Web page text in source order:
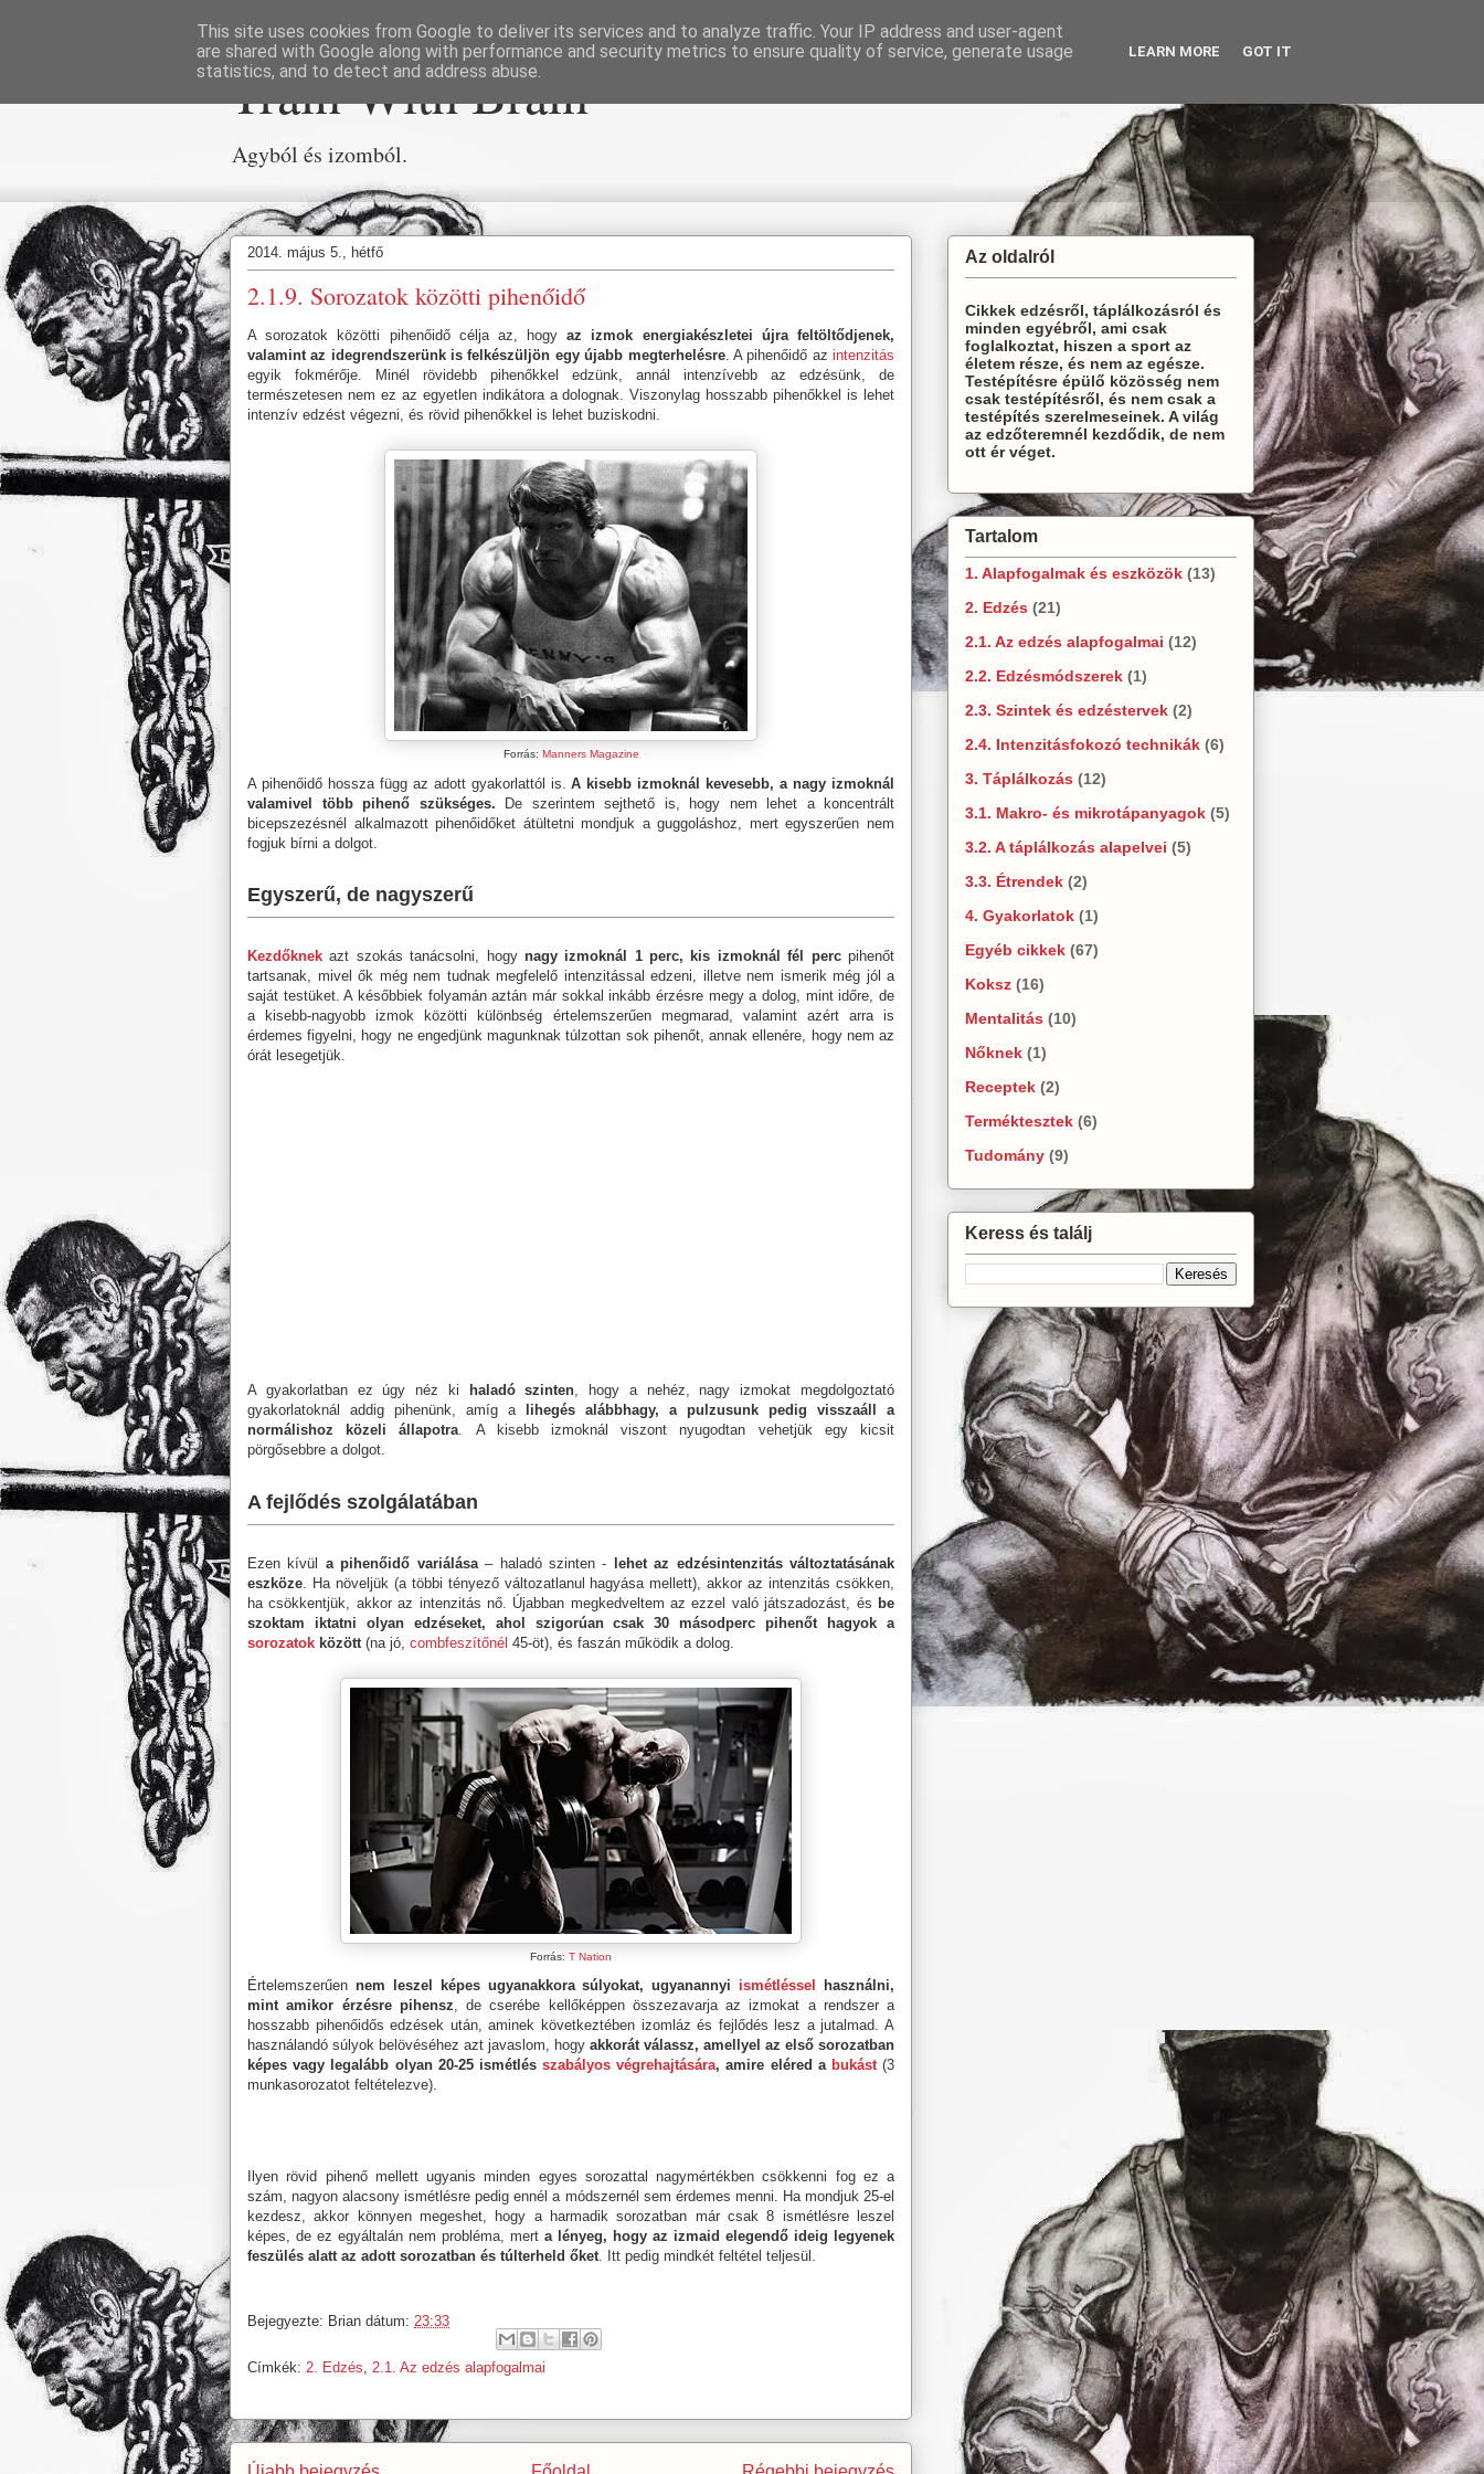
Train With Brain
Agyból és izomból.
2014. május 5., hétfő
2.1.9. Sorozatok közötti pihenőidő
A sorozatok közötti pihenőidő célja az, hogyaz izmok energiakészletei újra feltöltődjenek,
valamint az idegrendszerünk is felkészüljön egy újabb megterhelésre. A pihenőidő azintenzitás
egyik fokmérője. Minél rövidebb pihenőkkel edzünk, annál intenzívebb az edzésünk, de
természetesen nem ez az egyetlen indikátora a dolognak. Viszonylag hosszabb pihenőkkel is lehet
intenzív edzést végezni, és rövid pihenőkkel is lehet buziskodni.
Forrás: Manners Magazine
A pihenőidő hossza függ az adott gyakorlattól is.A kisebb izmoknál kevesebb, a nagy izmoknál
valamivel több pihenő szükséges. De szerintem sejthető is, hogy nem lehet a koncentrált
bicepszezésnél alkalmazott pihenőidőket átültetni mondjuk a guggoláshoz, mert egyszerűen nem
fogjuk bírni a dolgot.
Egyszerű, de nagyszerű
Kezdőknek azt szokás tanácsolni, hogy nagy izmoknál 1 perc, kis izmoknál fél percpihenőt
tartsanak, mivel ők még nem tudnak megfelelő intenzitással edzeni, illetve nem ismerik még jól a
saját testüket. A későbbiek folyamán aztán már sokkal inkább érzésre megy a dolog, mint időre, de
a kisebb-nagyobb izmok közötti különbség értelemszerűen megmarad, valamint azért arra is
érdemes figyelni, hogy ne engedjünk magunknak túlzottan sok pihenőt, annak ellenére, hogy nem az
órát lesegetjük.
A gyakorlatban ez úgy néz ki haladó szinten, hogy a nehéz, nagy izmokat megdolgoztató
gyakorlatoknál addig pihenünk, amíg a
lihegés alábbhagy, a pulzusunk pedig visszaáll a
normálishoz közeli állapotra. A kisebb izmoknál viszont nyugodtan vehetjük egy kicsit
pörgősebbre a dolgot.
A fejlődés szolgálatában
Ezen kívül a pihenőidő variálása– haladó szinten - lehet az edzésintenzitás változtatásának
eszköze . Ha növeljük (a többi tényező változatlanul hagyása mellett), akkor az intenzitás csökken,
ha csökkentjük, akkor az intenzitás nő. Újabban megkedveltem az ezzel való játszadozást, és be
szoktam iktatni olyan edzéseket, ahol szigorúan csak 30 másodperc pihenőt hagyok a
sorozatok között (na jó, combfeszítőnél 45-öt), és faszán működik a dolog.
Forrás: T Nation
Értelemszerűen nem leszel képes ugyanakkora súlyokat, ugyanannyi ismétléssel
használni,
mint amikor érzésre pihensz, de cserébe kellőképpen összezavarja az izmokat a rendszer a
hosszabb pihenőidős edzések után, aminek következtében izomláz és fejlődés lesz a jutalmad. A
használandó súlyok belövéséhez azt javaslom, hogy akkorát válassz, amellyel az első sorozatban
képes vagy legalább olyan 20-25 ismétlés szabályos végrehajtására, amire eléred a bukást(3
munkasorozatot feltételezve).
Ilyen rövid pihenő mellett ugyanis minden egyes sorozattal nagymértékben csökkenni fog ez a
szám, nagyon alacsony ismétlésre pedig ennél a módszernél sem érdemes menni. Ha mondjuk 25-el
kezdesz, akkor könnyen megeshet, hogy a harmadik sorozatban már csak 8 ismétlésre leszel
képes, de ez egyáltalán nem probléma, mert a lényeg, hogy az izmaid elegendő ideig legyenek
feszülés alatt az adott sorozatban és túlterheld őket. Itt pedig mindkét feltétel teljesül.
Bejegyezte: Brian dátum: 23:33
Címkék: 2. Edzés, 2.1. Az edzés alapfogalmai
Az oldalról
Cikkek edzésről, táplálkozásról és
minden egyébről, ami csak
foglalkoztat, hiszen a sport az
életem része, és nem az egésze.
Testépítésre épülő közösség nem
csak testépítésről, és nem csak a
testépítés szerelmeseinek. A világ
az edzőteremnél kezdődik, de nem
ott ér véget.
Tartalom
1. Alapfogalmak és eszközök (13)
2. Edzés (21)
2.1. Az edzés alapfogalmai (12)
2.2. Edzésmódszerek (1)
2.3. Szintek és edzéstervek (2)
2.4. Intenzitásfokozó technikák (6)
3. Táplálkozás (12)
3.1. Makro- és mikrotápanyagok (5)
3.2. A táplálkozás alapelvei (5)
3.3. Étrendek (2)
4. Gyakorlatok (1)
Egyéb cikkek (67)
Koksz (16)
Mentalitás (10)
Nőknek (1)
Receptek (2)
Terméktesztek (6)
Tudomány (9)
Keress és találj
This site uses cookies from Google to deliver its services and to analyze traffic. Your IP address and user-agent
are shared with Google along with performance and security metrics to ensure quality of service, generate usage
statistics, and to detect and address abuse.
LEARN MORE GOT IT